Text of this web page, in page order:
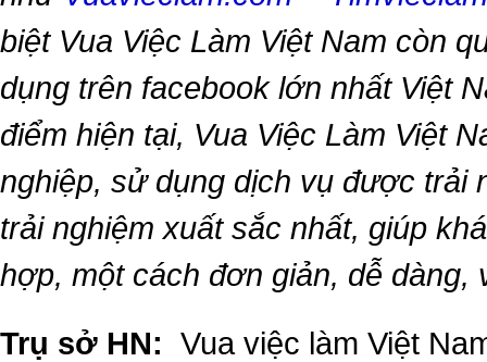
biệt Vua Việc Làm Việt Nam còn
dụng trên facebook lớn nhất Việt
điểm hiện tại, Vua Việc Làm Việt
nghiệp, sử dụng dịch vụ được trải
trải nghiệm xuất sắc nhất, giúp
hợp, một cách đơn giản, dễ dàng,
Trụ sở HN: Vua việc làm Việt